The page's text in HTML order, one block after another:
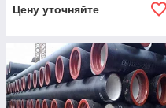
Цену уточняйте